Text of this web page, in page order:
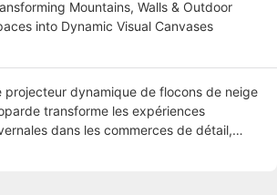
Mountains, Walls & Outdoor
into Dynamic Visual Canvases
projecteur dynamique de flocons de neige
transforme les expériences
dans les commerces de détail,